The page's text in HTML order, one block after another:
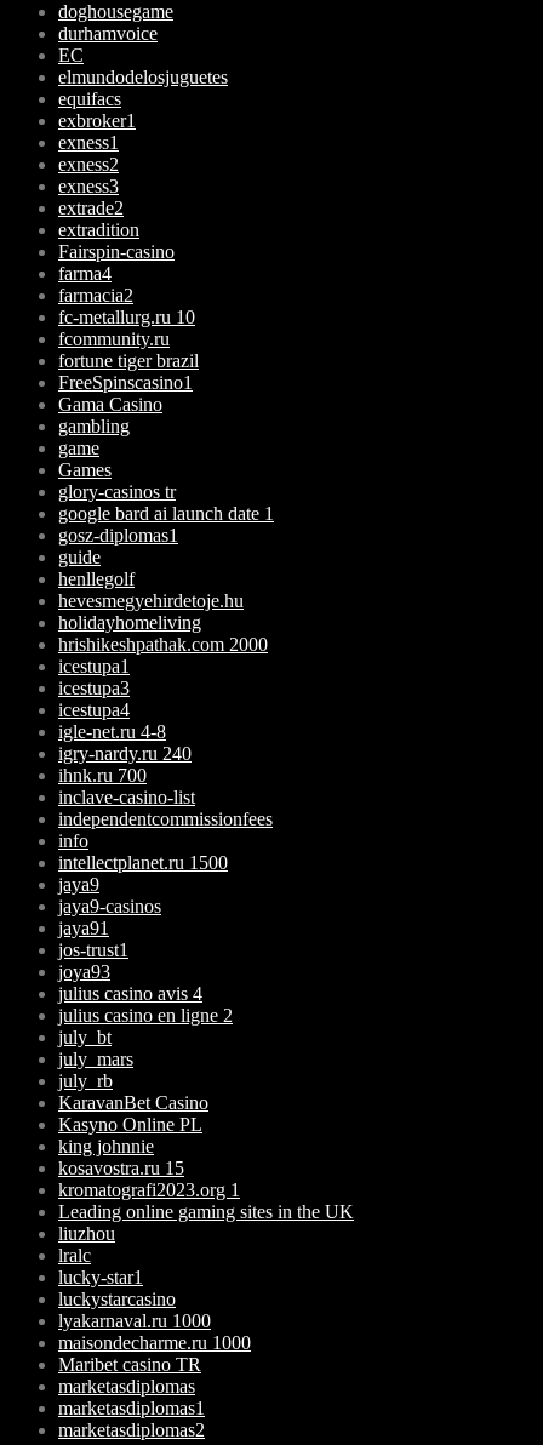
doghousegame
durhamvoice
EC
elmundodelosjuguetes
equifacs
exbroker1
exness1
exness2
exness3
extrade2
extradition
Fairspin-casino
farma4
farmacia2
fc-metallurg.ru 10
fcommunity.ru
fortune tiger brazil
FreeSpinscasino1
Gama Casino
gambling
game
Games
glory-casinos tr
google bard ai launch date 1
gosz-diplomas1
guide
henllegolf
hevesmegyehirdetoje.hu
holidayhomeliving
hrishikeshpathak.com 2000
icestupa1
icestupa3
icestupa4
igle-net.ru 4-8
igry-nardy.ru 240
ihnk.ru 700
inclave-casino-list
independentcommissionfees
info
intellectplanet.ru 1500
jaya9
jaya9-casinos
jaya91
jos-trust1
joya93
julius casino avis 4
julius casino en ligne 2
july_bt
july_mars
july_rb
KaravanBet Casino
Kasyno Online PL
king johnnie
kosavostra.ru 15
kromatografi2023.org 1
Leading online gaming sites in the UK
liuzhou
lralc
lucky-star1
luckystarcasino
lyakarnaval.ru 1000
maisondecharme.ru 1000
Maribet casino TR
marketasdiplomas
marketasdiplomas1
marketasdiplomas2